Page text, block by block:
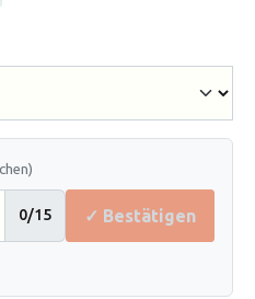
0/15 ✓ Bestätigen